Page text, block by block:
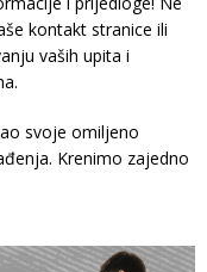
kontakt stranice ili
vaših upita i
svoje omiljeno
Krenimo zajedno